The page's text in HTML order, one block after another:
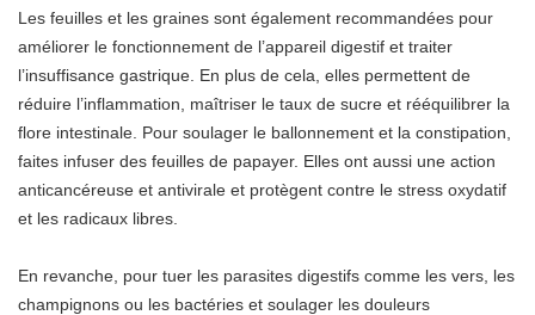
Les feuilles et les graines sont également recommandées pour
améliorer le fonctionnement de l’appareil digestif et traiter
l’insuffisance gastrique. En plus de cela, elles permettent de
réduire l’inflammation, maîtriser le taux de sucre et rééquilibrer la
flore intestinale. Pour soulager le ballonnement et la constipation,
faites infuser des feuilles de papayer. Elles ont aussi une action
anticancéreuse et antivirale et protègent contre le stress oxydatif
et les radicaux libres.
En revanche, pour tuer les parasites digestifs comme les vers, les
champignons ou les bactéries et soulager les douleurs